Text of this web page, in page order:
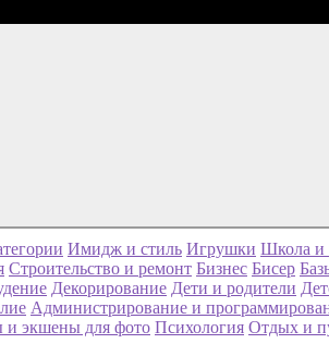
Имидж и стиль Игрушки Школа и
Строительство и ремонт Бизнес Бисер
Декорирование Дети и родители
Администрирование и
и экшены для фото Психология Отдых и